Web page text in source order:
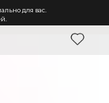
для вас.